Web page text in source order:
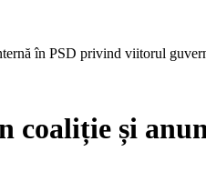
în PSD privind viitorul
coaliție și